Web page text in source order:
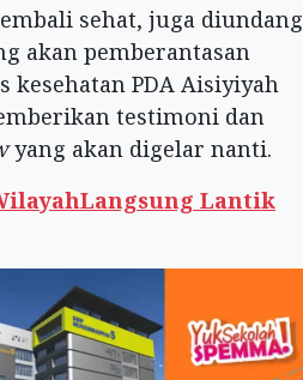
sehat, juga diundang
akan pemberantasan
kesehatan PDA Aisiyiyah
testimoni dan
yang akan digelar nanti.
Lantik